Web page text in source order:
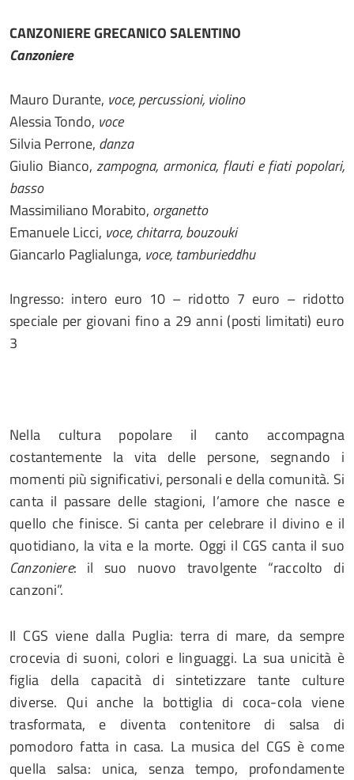
CANZONIERE GRECANICO SALENTINO
Canzoniere
Mauro Durante, voce, percussioni, violino
Alessia Tondo, voce
Silvia Perrone, danza
Giulio Bianco, zampogna, armonica, flauti e fiati popolari,
basso
Massimiliano Morabito, organetto
Emanuele Licci, voce, chitarra, bouzouki
Giancarlo Paglialunga, voce, tamburieddhu
Ingresso: intero euro 10 – ridotto 7 euro – ridotto
speciale per giovani fino a 29 anni (posti limitati) euro
3
Nella cultura popolare il canto accompagna
costantemente la vita delle persone, segnando i
momenti più significativi, personali e della comunità. Si
canta il passare delle stagioni, l’amore che nasce e
quello che finisce. Si canta per celebrare il divino e il
quotidiano, la vita e la morte. Oggi il CGS canta il suo
Canzoniere: il suo nuovo travolgente “raccolto di
canzoni”.
Il CGS viene dalla Puglia: terra di mare, da sempre
crocevia di suoni, colori e linguaggi. La sua unicità è
figlia della capacità di sintetizzare tante culture
diverse. Qui anche la bottiglia di coca-cola viene
trasformata, e diventa contenitore di salsa di
pomodoro fatta in casa. La musica del CGS è come
quella salsa: unica, senza tempo, profondamente